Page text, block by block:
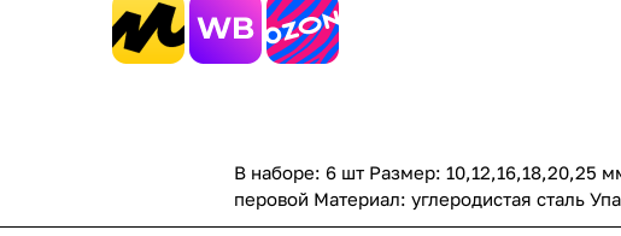
В наборе: 6 шт Размер: 10,12,16,18,20,25
перовой Материал: углеродистая сталь